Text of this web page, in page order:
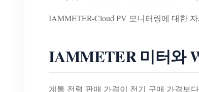
IAMMETER-Cloud PV 모니터링에 대한
IAMMETER 미터와
계통 전력 판매 가격이 전기 구매 가격보